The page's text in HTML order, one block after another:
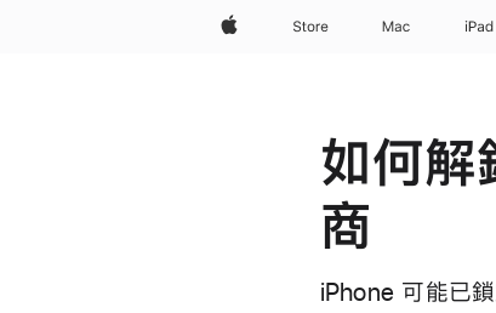
Apple Store Mac iPad
如何
商
iPhone 可能已